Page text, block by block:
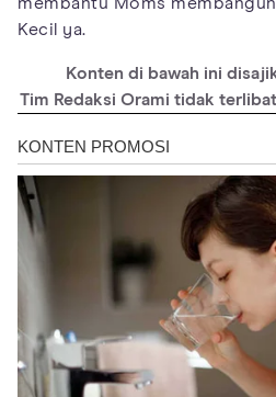
membantu Moms
Kecil ya.
Konten di bawah ini
Tim Redaksi Orami tidak